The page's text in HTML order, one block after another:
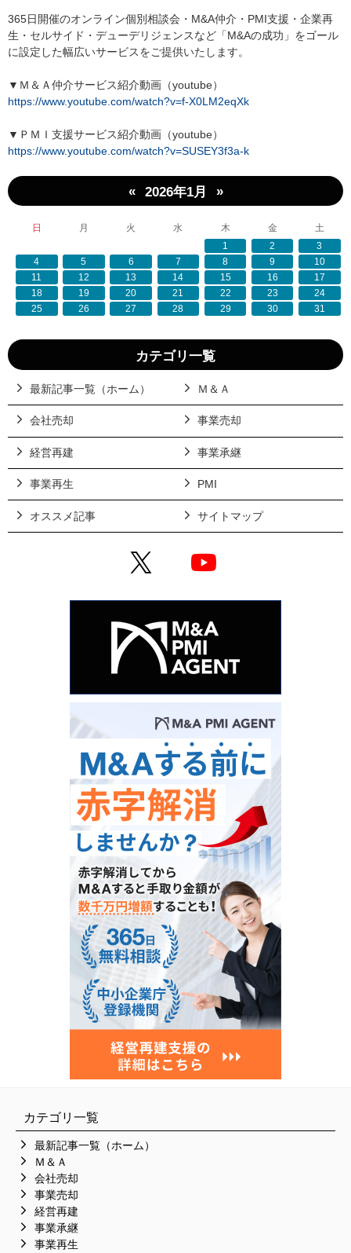
365日開催のオンライン個別相談会・M&A仲介・PMI支援・企業再
生・セルサイド・デューデリジェンスなど「M&Aの成功」をゴール
に設定した幅広いサービスをご提供いたします。
▼Ｍ＆Ａ仲介サービス紹介動画（youtube）
https://www.youtube.com/watch?v=f-X0LM2eqXk
▼ＰＭＩ支援サービス紹介動画（youtube）
https://www.youtube.com/watch?v=SUSEY3f3a-k
« 2026年1月 »
日 月 火 水 木 金
土
1
2
3
4
5 6 7 8 9
10
11
12 13 14 15 16
17
18
19 20 21 22 23
24
25
26 27 28 29 30 31
カテゴリ一覧
最新記事一覧（ホーム） Ｍ＆Ａ
会社売却 事業売却
経営再建 事業承継
事業再生 PMI
オススメ記事 サイトマップ
X
カテゴリ一覧
最新記事一覧（ホーム）
Ｍ＆Ａ
会社売却
事業売却
経営再建
事業承継
事業再生